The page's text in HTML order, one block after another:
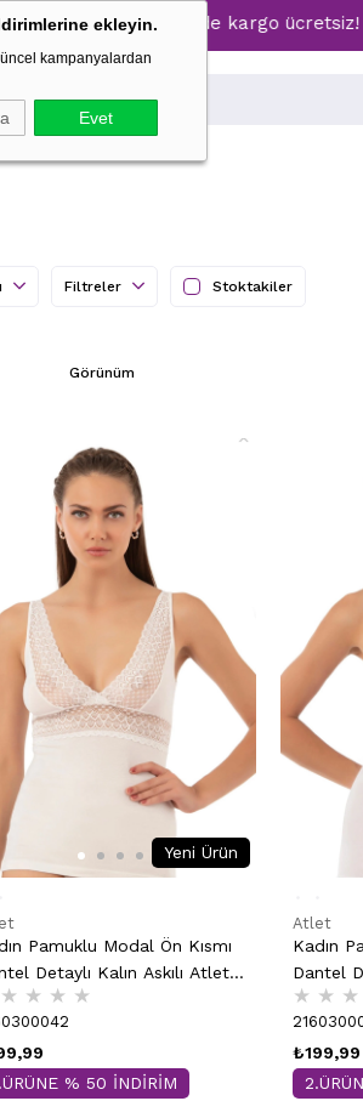
ekleyin.
kampanyalardan
Evet
kargo ücretsiz! → Tüm
Filtreler Stoktakiler
Pamuklu Modal Ön Kısmı
Detaylı Kalın Askılı Atlet |
25591
★ ★ ★ ★
Yeni Ürün
% 50 İNDİRİM
Atlet
Kadın
Dantel
Beyaz
★ ★ ★
₺199,99